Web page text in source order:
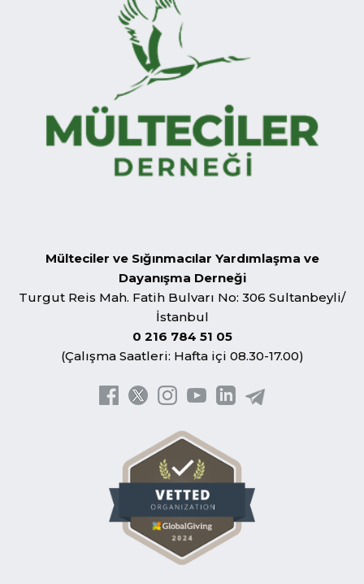
Mülteciler ve Sığınmacılar Yardımlaşma ve
Dayanışma Derneği
Turgut Reis Mah. Fatih Bulvarı No: 306 Sultanbeyli/
İstanbul
0 216 784 51 05
(Çalışma Saatleri: Hafta içi 08.30-17.00)